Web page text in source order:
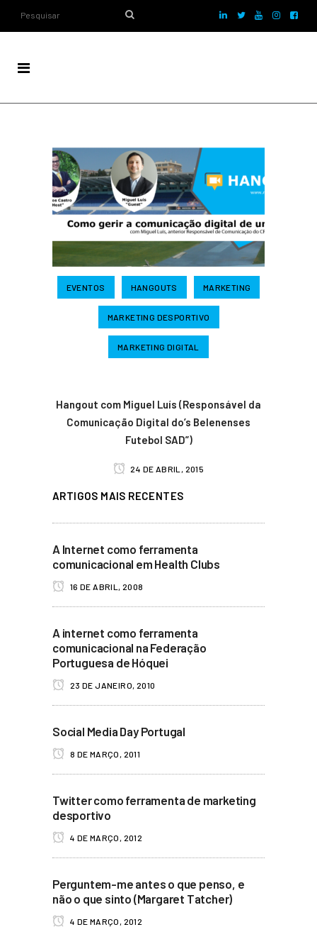
EVENTOS HANGOUTS MARKETING
MARKETING DESPORTIVO
MARKETING DIGITAL
Hangout com Miguel Luís (Responsável da
Comunicação Digital do’s Belenenses
Futebol SAD”)
24 DE ABRIL, 2015
ARTIGOS MAIS RECENTES
A Internet como ferramenta
comunicacional em Health Clubs
16 DE ABRIL, 2008
A internet como ferramenta
comunicacional na Federação
Portuguesa de Hóquei
23 DE JANEIRO, 2010
Social Media Day Portugal
8 DE MARÇO, 2011
Twitter como ferramenta de marketing
desportivo
4 DE MARÇO, 2012
Perguntem-me antes o que penso, e
não o que sinto (Margaret Tatcher)
4 DE MARÇO, 2012